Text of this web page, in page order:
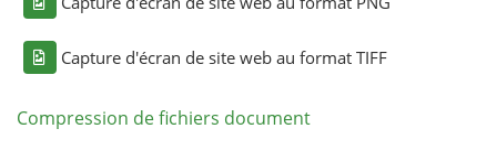
Capture d'écran de site web au format TIFF
Compression de fichiers document